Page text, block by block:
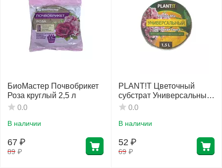
БиоМастер Почвобрикет
Роза круглый 2,5 л
0.0
В наличии
89 ₽
67 ₽
PLANT!T Цветочный
субстрат Универсальный
1,5 л
0.0
В наличии
69 ₽
52 ₽